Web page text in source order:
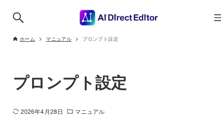
ホーム マニュアル プロンプト設定
プロンプト設定
2026年4月28日 マニュアル